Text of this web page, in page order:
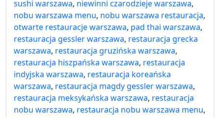
sushi warszawa, niewinni czarodzieje warszawa,
nobu warszawa menu, nobu warszawa restauracja,
otwarte restauracje warszawa, pad thai warszawa,
restauracja gessler warszawa, restauracja grecka
warszawa, restauracja gruzińska warszawa,
restauracja hiszpańska warszawa, restauracja
indyjska warszawa, restauracja koreańska
warszawa, restauracja magdy gessler warszawa,
restauracja meksykańska warszawa, restauracja
nobu warszawa, restauracja nobu warszawa menu,